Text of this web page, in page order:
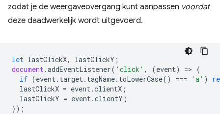
zodat je de weergaveovergang kunt aanpassen voordat
deze daadwerkelijk wordt uitgevoerd.
let lastClickX, lastClickY ;
document.addEventListener( 'click' , (event) => {
if (event. target. tagName. toLowerCase() === 'a' )
lastClickX = event.clientX ;
lastClickY = event.clientY ;
});